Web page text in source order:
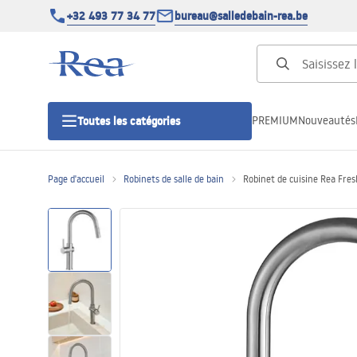
+32 493 77 34 77 bureau@salledebain-rea.be
Toutes les catégories
Portes de douche
Receveurs de douche
Caniveaux de douche
PREMIUMNouveautés
Page d'accueil Robinets de salle de bain Robinet de cuisine Rea